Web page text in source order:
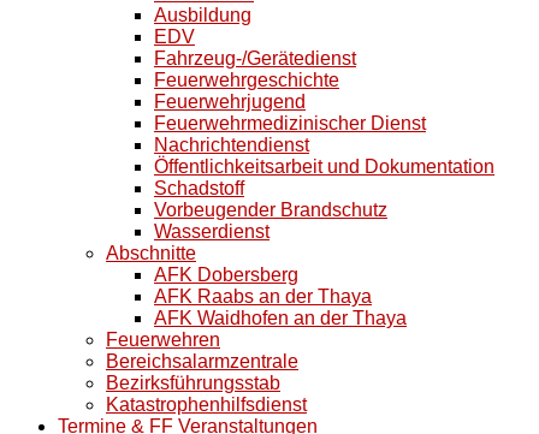
Ausbildung
EDV
Fahrzeug-/Gerätedienst
Feuerwehrgeschichte
Feuerwehrjugend
Feuerwehrmedizinischer Dienst
Nachrichtendienst
Öffentlichkeitsarbeit und Dokumentation
Schadstoff
Vorbeugender Brandschutz
Wasserdienst
Abschnitte
AFK Dobersberg
AFK Raabs an der Thaya
AFK Waidhofen an der Thaya
Feuerwehren
Bereichsalarmzentrale
Bezirksführungsstab
Katastrophenhilfsdienst
Termine & FF Veranstaltungen